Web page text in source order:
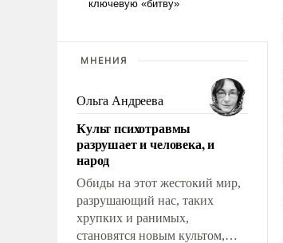
МНЕНИЯ
Ольга Андреева
Культ психотравмы
разрушает и человека, и
народ
Обиды на этот жестокий мир,
разрушающий нас, таких
хрупких и ранимых,
становятся новым культом,